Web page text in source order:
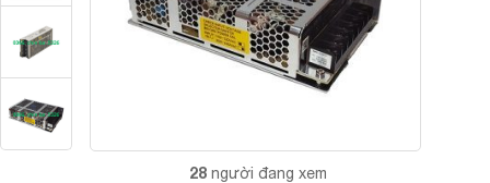
28 người đang xem